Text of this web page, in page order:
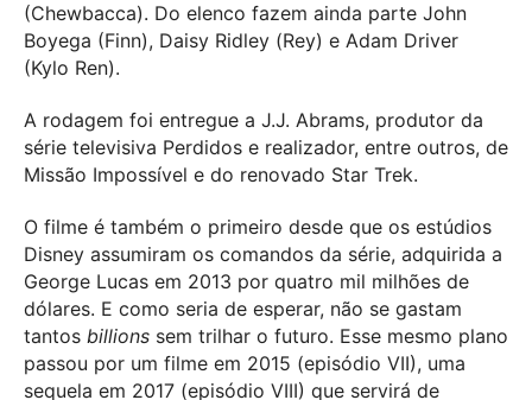
(Chewbacca). Do elenco fazem ainda parte John
Boyega (Finn), Daisy Ridley (Rey) e Adam Driver
(Kylo Ren).
A rodagem foi entregue a J.J. Abrams, produtor da
série televisiva Perdidos e realizador, entre outros, de
Missão Impossível e do renovado Star Trek.
O filme é também o primeiro desde que os estúdios
Disney assumiram os comandos da série, adquirida a
George Lucas em 2013 por quatro mil milhões de
dólares. E como seria de esperar, não se gastam
tantos billions sem trilhar o futuro. Esse mesmo plano
passou por um filme em 2015 (episódio VII), uma
sequela em 2017 (episódio VIII) que servirá de